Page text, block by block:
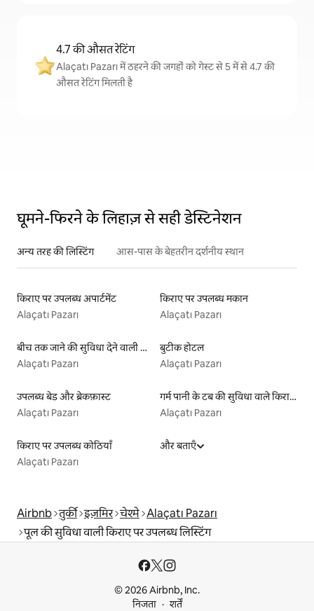
4.7 की औसत रेटिंग
Alaçatı Pazarı में ठहरने की जगहों को गेस्ट से 5 में से 4.7 की
औसत रेटिंग मिलती है
घूमने-फिरने के लिहाज़ से सही डेस्टिनेशन
अन्य तरह की लिस्टिंग आस-पास के बेहतरीन दर्शनीय स्थान
किराए पर उपलब्ध अपार्टमेंट
Alaçatı Pazarı
किराए पर उपलब्ध मकान
Alaçatı Pazarı
बीच तक जाने की सुविधा देने वाली किराये पर उपलब्ध लिस्टिंग
Alaçatı Pazarı
बुटीक होटल
Alaçatı Pazarı
उपलब्ध बेड और ब्रेकफ़ास्ट
Alaçatı Pazarı
गर्म पानी के टब की सुविधा वाले किराये पर उपलब्ध यर्ट टेंट
Alaçatı Pazarı
किराए पर उपलब्ध कोठियाँ
Alaçatı Pazarı
और बताएँ
Airbnb तुर्की इज़मिर चेश्मे Alaçatı Pazarı
पूल की सुविधा वाली किराए पर उपलब्ध लिस्टिंग
© 2026 Airbnb, Inc.
निजता
शर्तें